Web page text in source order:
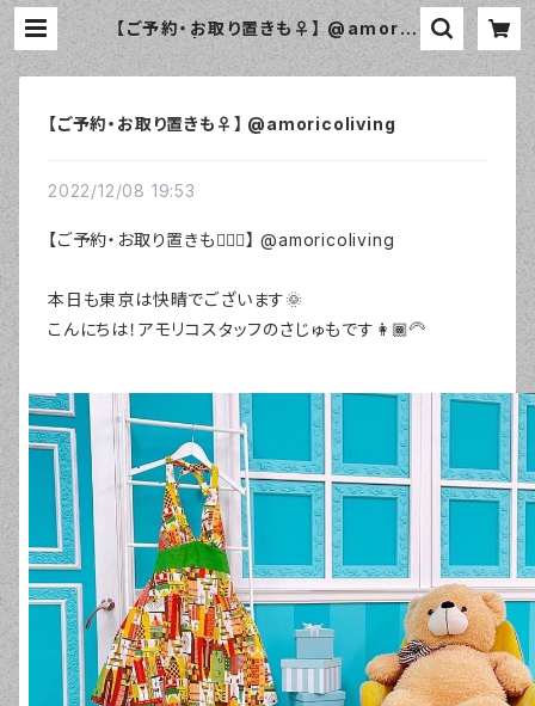
【ご予約・お取り置きも♀️】 @amoric
oliving | おしゃれなエプロン通販の
amorico（アモリコ）☆インポートエ
【ご予約・お取り置きも♀️】 @amoricoliving
2022/12/08 19:53
【ご予約・お取り置きも🙆🏽‍♀️】 @amoricoliving
本日も東京は快晴でございます🌞
こんにちは！アモリコスタッフのさじゅもです👩🏾‍🦳